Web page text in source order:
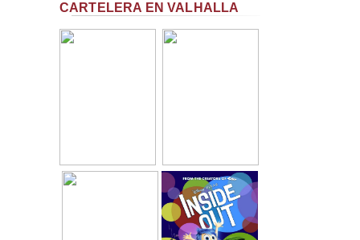
CARTELERA EN VALHALLA